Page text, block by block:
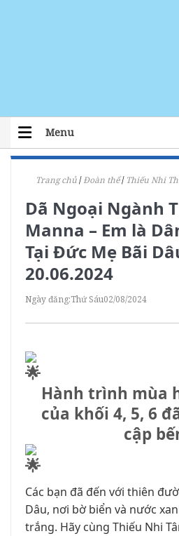
Menu
TRANG CHỦ
ĐOÀN THỂ
ÁI TÍN
ĐÀO TẠO
LỜI CHÚA
TƯ LIỆU
GIỚI THIỆU
LIÊN HỆ
Trang chủ/Đoàn thể/ Thiếu Nhi
Dã Ngoại Ngành
Manna – Em là
Tại Đức Mẹ Bãi
20.06.2024
Ngày đăng:Thứ Sáu02/08/2024
Hành trình mùa
của khối 4, 5, 6
cập
Các bạn đã đến với thiên
Dâu, nơi bờ biển và nước
trắng. Hãy cùng Thiếu Nhi